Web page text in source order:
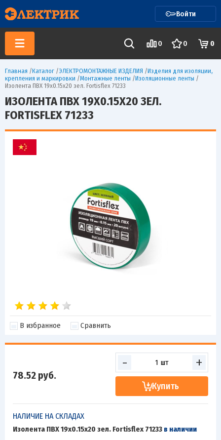
Войти
0 0 0
Главная /Каталог /ЭЛЕКТРОМОНТАЖНЫЕ ИЗДЕЛИЯ /Изделия для изоляции,
крепления и маркировки /Монтажные ленты /Изоляционные ленты /
Изолента ПВХ 19х0.15x20 зел. Fortisflex 71233
ИЗОЛЕНТА ПВХ 19Х0.15X20 ЗЕЛ.
FORTISFLEX 71233
В избранное Сравнить
78.52 руб.
- +
Купить
НАЛИЧИЕ НА СКЛАДАХ
Изолента ПВХ 19х0.15x20 зел. Fortisflex 71233 в наличии